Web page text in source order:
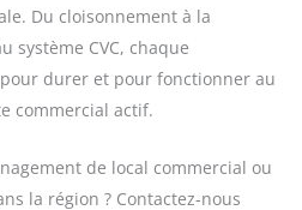
Du cloisonnement à la
système CVC, chaque
durer et pour fonctionner au
commercial actif.
de local commercial ou
la région ? Contactez-nous